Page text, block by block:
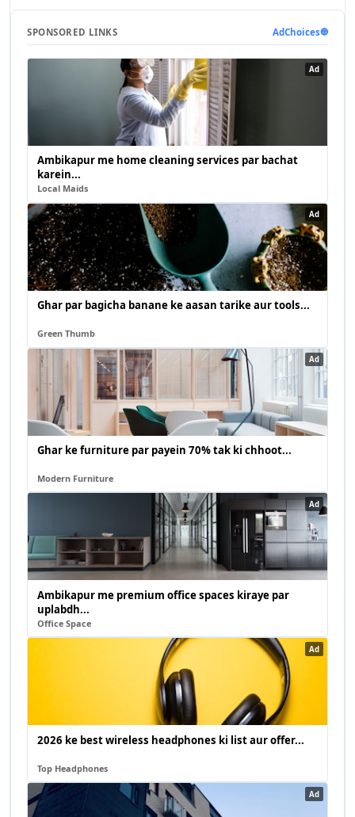
SPONSORED LINKS AdChoices🔵
Ad
Ambikapur me home cleaning services par bachat
karein...
Local Maids
Ad
Ghar par bagicha banane ke aasan tarike aur tools...
Green Thumb
Ad
Ghar ke furniture par payein 70% tak ki chhoot...
Modern Furniture
Ad
Ambikapur me premium office spaces kiraye par
uplabdh...
Office Space
Ad
2026 ke best wireless headphones ki list aur offer...
Top Headphones
Ad